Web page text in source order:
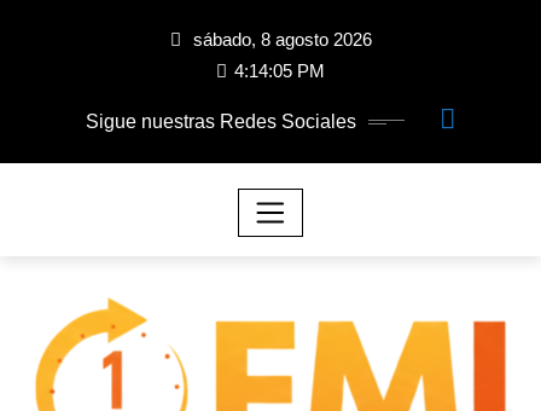
sábado, 8 agosto 2026
4:14:06 PM
Sigue nuestras Redes Sociales